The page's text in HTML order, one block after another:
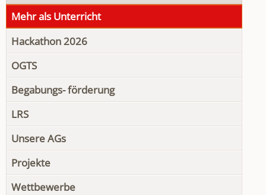
Mehr als Unterricht
Hackathon 2026
OGTS
Begabungs- förderung
LRS
Unsere AGs
Projekte
Wettbewerbe